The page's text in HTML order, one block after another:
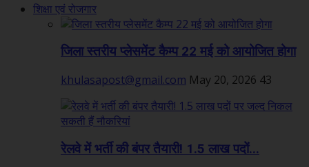
शिक्षा एवं रोजगार
जिला स्तरीय प्लेसमेंट कैम्प 22 मई को आयोजित होगा
khulasapost@gmail.com May 20, 2026 43
रेलवे में भर्ती की बंपर तैयारी! 1.5 लाख पदों...